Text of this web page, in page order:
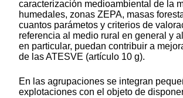
caracterización medioambiental de la
humedales, zonas ZEPA, masas
cuantos parámetos y criterios de
referencia al medio rural en general y
en particular, puedan contribuir a
de las ATESVE (artículo 10 g).
En las agrupaciones se integran
explotaciones con el objeto de